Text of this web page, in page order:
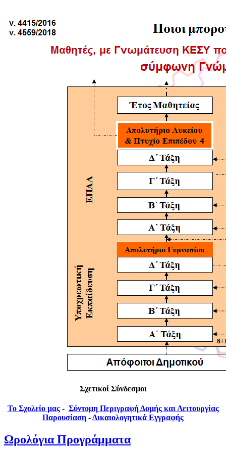
Σχετικοί Σύνδεσμοι
Το Σχολείο μας- Σύντομη Περιγραφή Δομής και Λειτουργίας
Παρουσίαση -Δικαιολογητικά Εγγραφής
Ωρολόγια Προγράμματα